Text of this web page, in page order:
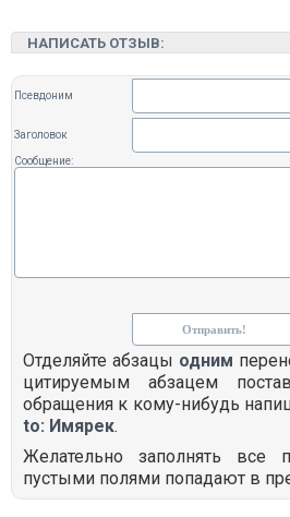
НАПИСАТЬ ОТЗЫВ:
Псевдоним
Заголовок
Сообщение:
Отделяйте абзацы одним
цитируемым абзацем
обращения к кому-нибудь
to: Имярек.
Желательно заполнять все
пустыми полями попадают в